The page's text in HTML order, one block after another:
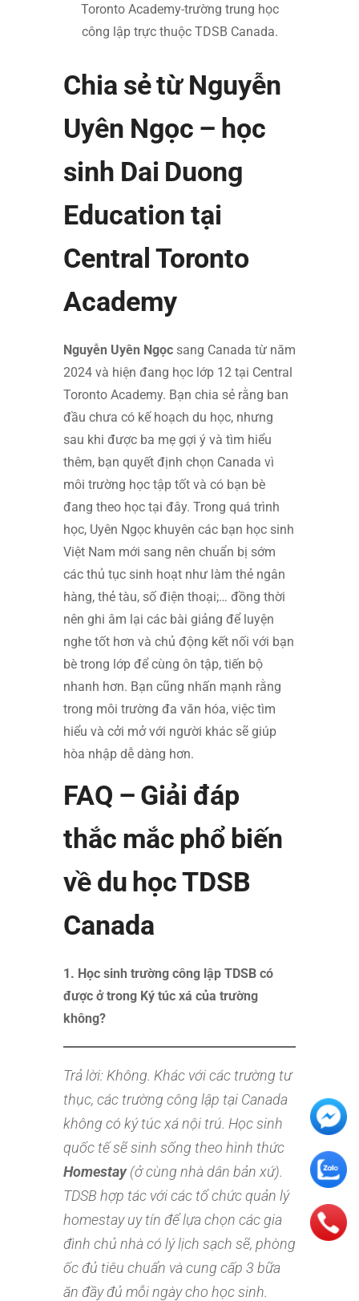
Toronto Academy-trường trung học
công lập trực thuộc TDSB Canada.
Chia sẻ từ Nguyễn
Uyên Ngọc – học
sinh Dai Duong
Education tại
Central Toronto
Academy
Nguyễn Uyên Ngọc sang Canada từ năm
2024 và hiện đang học lớp 12 tại Central
Toronto Academy. Bạn chia sẻ rằng ban
đầu chưa có kế hoạch du học, nhưng
sau khi được ba mẹ gợi ý và tìm hiểu
thêm, bạn quyết định chọn Canada vì
môi trường học tập tốt và có bạn bè
đang theo học tại đây. Trong quá trình
học, Uyên Ngọc khuyên các bạn học sinh
Việt Nam mới sang nên chuẩn bị sớm
các thủ tục sinh hoạt như làm thẻ ngân
hàng, thẻ tàu, số điện thoại;… đồng thời
nên ghi âm lại các bài giảng để luyện
nghe tốt hơn và chủ động kết nối với bạn
bè trong lớp để cùng ôn tập, tiến bộ
nhanh hơn. Bạn cũng nhấn mạnh rằng
trong môi trường đa văn hóa, việc tìm
hiểu và cởi mở với người khác sẽ giúp
hòa nhập dễ dàng hơn.
FAQ – Giải đáp
thắc mắc phổ biến
về du học TDSB
Canada
1. Học sinh trường công lập TDSB có
được ở trong Ký túc xá của trường
không?
Trả lời: Không. Khác với các trường tư
thục, các trường công lập tại Canada
không có ký túc xá nội trú. Học sinh
quốc tế sẽ sinh sống theo hình thức
Homestay(ở cùng nhà dân bản xứ).
TDSB hợp tác với các tổ chức quản lý
homestay uy tín để lựa chọn các gia
đình chủ nhà có lý lịch sạch sẽ, phòng
ốc đủ tiêu chuẩn và cung cấp 3 bữa
ăn đầy đủ mỗi ngày cho học sinh.